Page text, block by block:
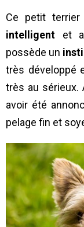
Ce petit
intelligent et
possède un
très développé
très au sérieux.
avoir été
pelage fin et